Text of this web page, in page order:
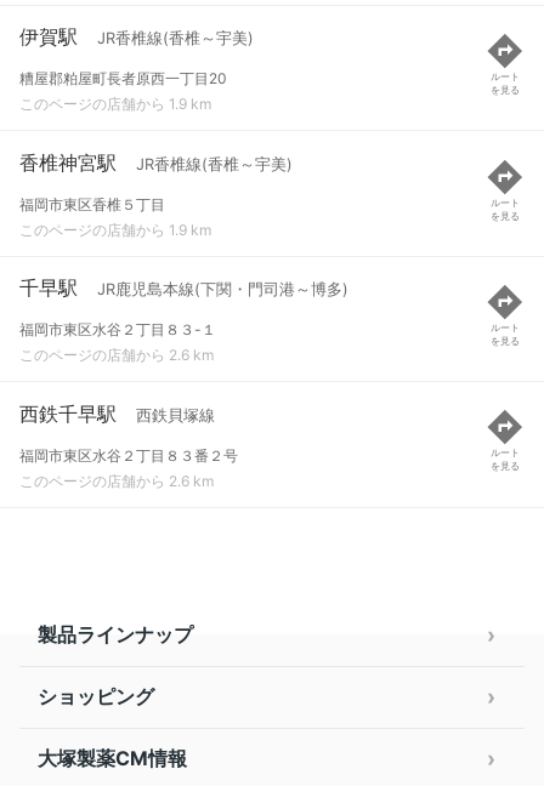
伊賀駅 JR香椎線(香椎～宇美)
糟屋郡粕屋町長者原西一丁目20
このページの店舗から 1.9 km
ルート
を見る
香椎神宮駅 JR香椎線(香椎～宇美)
福岡市東区香椎５丁目
このページの店舗から 1.9 km
ルート
を見る
千早駅 JR鹿児島本線(下関・門司港～博多)
福岡市東区水谷２丁目８３-１
このページの店舗から 2.6 km
ルート
を見る
西鉄千早駅 西鉄貝塚線
福岡市東区水谷２丁目８３番２号
このページの店舗から 2.6 km
ルート
を見る
製品ラインナップ
ショッピング
大塚製薬CM情報